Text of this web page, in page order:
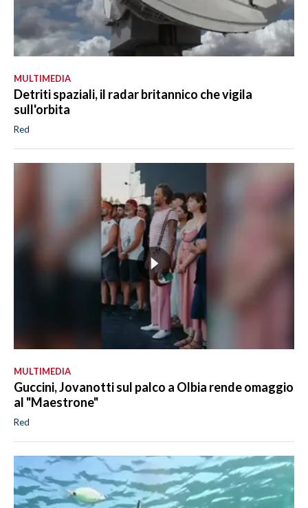
MULTIMEDIA
Detriti spaziali, il radar britannico che vigila
sull'orbita
Red
MULTIMEDIA
Guccini, Jovanotti sul palco a Olbia rende omaggio
al "Maestrone"
Red